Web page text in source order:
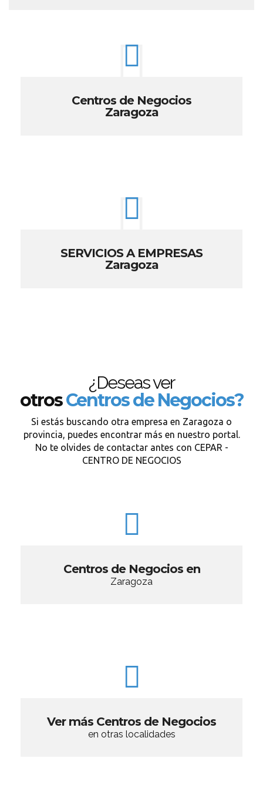
Centros de Negocios
Zaragoza
SERVICIOS A EMPRESAS
Zaragoza
¿Deseas ver
otrosCentros de Negocios?
Si estás buscando otra empresa en Zaragoza o
provincia, puedes encontrar más en nuestro portal.
No te olvides de contactar antes con CEPAR -
CENTRO DE NEGOCIOS
Centros de Negocios en
Zaragoza
Ver más Centros de Negocios
en otras localidades